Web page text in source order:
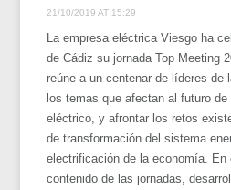
21/10/2019 AT 15:29
La empresa eléctrica Viesgo ha
de Cádiz su jornada Top Meeting
reúne a un centenar de líderes de
los temas que afectan al futuro
eléctrico, y afrontar los retos
de transformación del sistema
electrificación de la economía. En
contenido de las jornadas,